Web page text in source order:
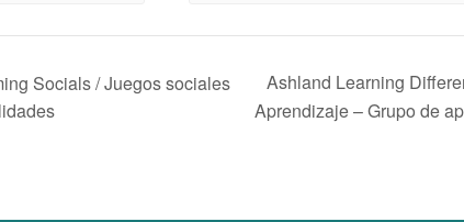
Socials / Juegos sociales
Ashland Learning
Aprendizaje – Grupo de